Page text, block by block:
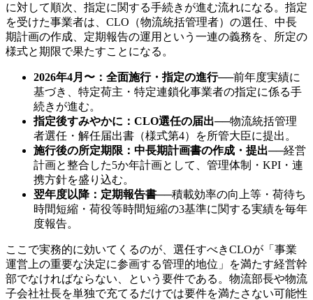
に対して順次、指定に関する手続きが進む流れになる。指定
を受けた事業者は、CLO（物流統括管理者）の選任、中長
期計画の作成、定期報告の運用という一連の義務を、所定の
様式と期限で果たすことになる。
2026年4月〜：全面施行・指定の進行──前年度実績に
基づき、特定荷主・特定連鎖化事業者の指定に係る手
続きが進む。
指定後すみやかに：CLO選任の届出──物流統括管理
者選任・解任届出書（様式第4）を所管大臣に提出。
施行後の所定期限：中長期計画書の作成・提出──経営
計画と整合した5か年計画として、管理体制・KPI・連
携方針を盛り込む。
翌年度以降：定期報告書──積載効率の向上等・荷待ち
時間短縮・荷役等時間短縮の3基準に関する実績を毎年
度報告。
ここで実務的に効いてくるのが、選任すべきCLOが「事業
運営上の重要な決定に参画する管理的地位」を満たす経営幹
部でなければならない、という要件である。物流部長や物流
子会社社長を単独で充てるだけでは要件を満たさない可能性